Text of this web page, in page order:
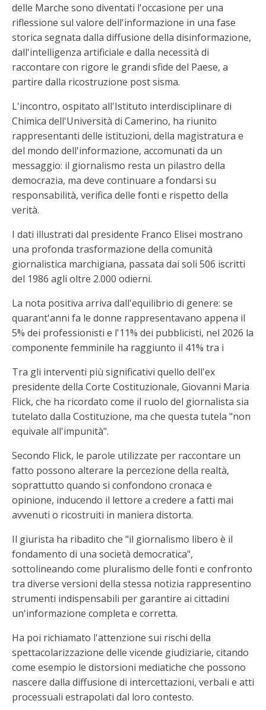
delle Marche sono diventati l'occasione per una
riflessione sul valore dell'informazione in una fase
storica segnata dalla diffusione della disinformazione,
dall'intelligenza artificiale e dalla necessità di
raccontare con rigore le grandi sfide del Paese, a
partire dalla ricostruzione post sisma.
L'incontro, ospitato all'Istituto interdisciplinare di
Chimica dell'Università di Camerino, ha riunito
rappresentanti delle istituzioni, della magistratura e
del mondo dell'informazione, accomunati da un
messaggio: il giornalismo resta un pilastro della
democrazia, ma deve continuare a fondarsi su
responsabilità, verifica delle fonti e rispetto della
verità.
I dati illustrati dal presidente Franco Elisei mostrano
una profonda trasformazione della comunità
giornalistica marchigiana, passata dai soli 506 iscritti
del 1986 agli oltre 2.000 odierni.
La nota positiva arriva dall'equilibrio di genere: se
quarant'anni fa le donne rappresentavano appena il
5% dei professionisti e l'11% dei pubblicisti, nel 2026 la
componente femminile ha raggiunto il 41% tra i
Tra gli interventi più significativi quello dell'ex
presidente della Corte Costituzionale, Giovanni Maria
Flick, che ha ricordato come il ruolo del giornalista sia
tutelato dalla Costituzione, ma che questa tutela "non
equivale all'impunità".
Secondo Flick, le parole utilizzate per raccontare un
fatto possono alterare la percezione della realtà,
soprattutto quando si confondono cronaca e
opinione, inducendo il lettore a credere a fatti mai
avvenuti o ricostruiti in maniera distorta.
Il giurista ha ribadito che "il giornalismo libero è il
fondamento di una società democratica",
sottolineando come pluralismo delle fonti e confronto
tra diverse versioni della stessa notizia rappresentino
strumenti indispensabili per garantire ai cittadini
un'informazione completa e corretta.
Ha poi richiamato l'attenzione sui rischi della
spettacolarizzazione delle vicende giudiziarie, citando
come esempio le distorsioni mediatiche che possono
nascere dalla diffusione di intercettazioni, verbali e atti
processuali estrapolati dal loro contesto.